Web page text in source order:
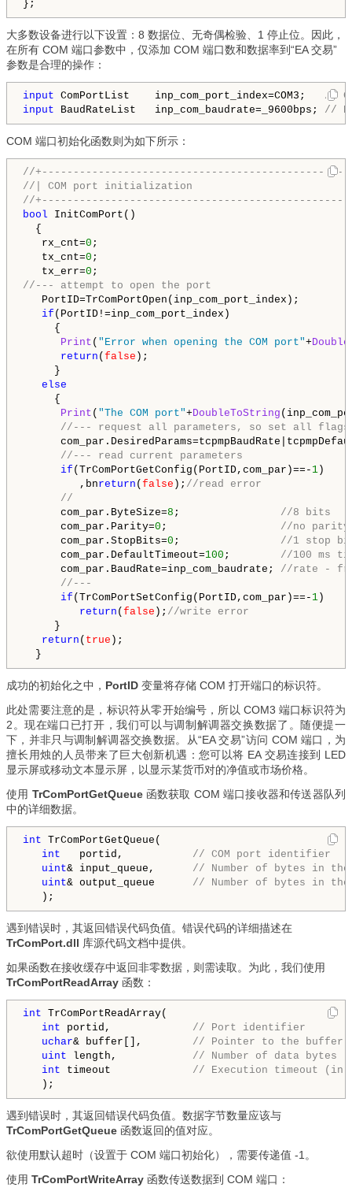
大多数设备进行以下设置：8 数据位、无奇偶检验、1 停止位。因此，
在所有 COM 端口参数中，仅添加 COM 端口数和数据率到“EA 交易”
参数是合理的操作：
input ComPortList    inp_com_port_index=COM3;
//
input BaudRateList   inp_com_baudrate=_9600bps; //
COM 端口初始化函数则为如下所示：
//
//| COM port initialization
//
bool InitComPort()
{
rx_cnt=0 ;
tx_cnt=0 ;
tx_err=0
//--- attempt to open the port
PortID=TrComPortOpen(inp_com_port_index);
if (PortID!=inp_com_port_index)
{
Print ( "Error when opening the COM port"+
return ( false );
}
else
{
Print ( "The COM port"+DoubleToString
//--- request all parameters, so set all flags
//--- read current parameters
if (TrComPortGetConfig(PortID,com_par)==- 1 )
,bnreturn ( false ); //read error
//
com_par.ByteSize=8 ; //8 bits
com_par.Parity=0 ; //no parity
com_par.StopBits=0 ; //1 stop
com_par.DefaultTimeout=100 ; //100 ms
com_par.BaudRate=inp_com_baudrate; //rate -
//---
if (TrComPortSetConfig(PortID,com_par)==- 1 )
return ( false ); //write error
}
return ( true );
成功的初始化之中， PortID 变量将存储 COM 打开端口的标识符。
此处需要注意的是，标识符从零开始编号，所以 COM3 端口标识符为
2。现在端口已打开，我们可以与调制解调器交换数据了。随便提一
下，并非只与调制解调器交换数据。从“EA 交易”访问 COM 端口，为
擅长用烛的人员带来了巨大创新机遇：您可以将 EA 交易连接到 LED
显示屏或移动文本显示屏，以显示某货币对的净值或市场价格。
使用 TrComPortGetQueue函数获取 COM 端口接收器和传送器队列
中的详细数据。
int TrComPortGetQueue(
int
   portid,
// COM port identifier
uint& input_queue, // Number of bytes in
uint& output_queue // Number of bytes in
遇到错误时，其返回错误代码负值。错误代码的详细描述在
TrComPort.dll 库源代码文档中提供。
如果函数在接收缓存中返回非零数据，则需读取。为此，我们使用
TrComPortReadArray 函数：
int TrComPortReadArray(
int portid,
  // Port identifier
uchar& buffer[],
// Pointer to the buffer
uint length,
  // Number of data bytes
int timeout
// Execution timeout (in
遇到错误时，其返回错误代码负值。数据字节数量应该与
TrComPortGetQueue 函数返回的值对应。
欲使用默认超时（设置于 COM 端口初始化），需要传递值 -1。
使用 TrComPortWriteArray 函数传送数据到 COM 端口：